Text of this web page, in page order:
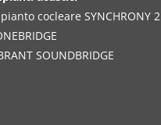
cocleare SYNCHRONY 2
SOUNDBRIDGE